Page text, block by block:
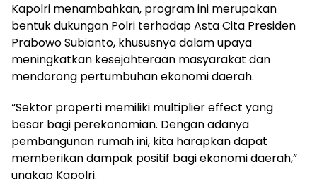
Kapolri menambahkan, program ini merupakan
bentuk dukungan Polri terhadap Asta Cita Presiden
Prabowo Subianto, khususnya dalam upaya
meningkatkan kesejahteraan masyarakat dan
mendorong pertumbuhan ekonomi daerah.
“Sektor properti memiliki multiplier effect yang
besar bagi perekonomian. Dengan adanya
pembangunan rumah ini, kita harapkan dapat
memberikan dampak positif bagi ekonomi daerah,”
ungkap Kapolri.